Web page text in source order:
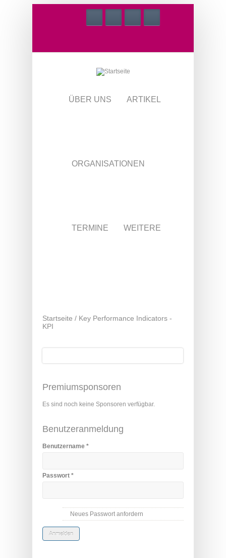
ÜBER UNS ARTIKEL
ORGANISATIONEN
TERMINE WEITERE
Startseite / Key Performance Indicators -
KPI
Suche
Premiumsponsoren
Es sind noch keine Sponsoren verfügbar.
Benutzeranmeldung
Benutzername *
Passwort *
Neues Passwort anfordern